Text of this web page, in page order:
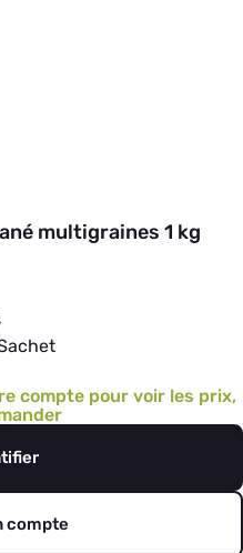
multigraines 1 kg
compte pour voir les prix,
compte